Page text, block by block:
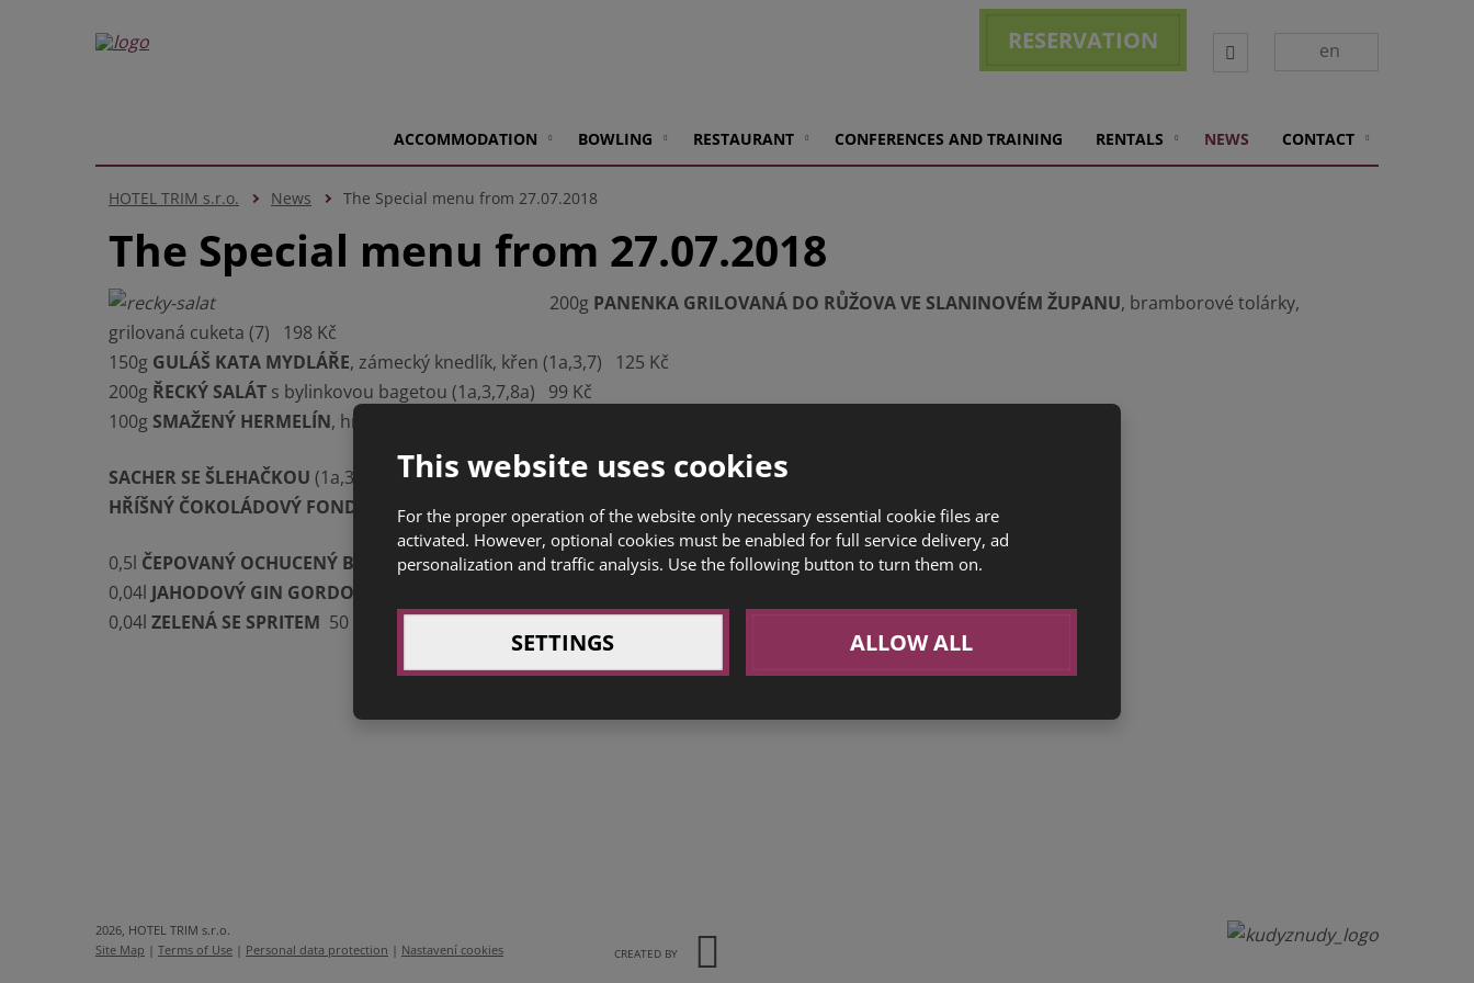
ACCOMMODATION BOWLING RESTAURANT CONFERENCES AND TRAINING RENTALS NEWS CONTACT
Vyhledávání
en
RESERVATION
HOTEL TRIM s.r.o. News The Special menu from 27.07.2018
The Special menu from 27.07.2018
200g PANENKA GRILOVANÁ DO RŮŽOVA VE SLANINOVÉM ŽUPANU, bramborové tolárky,
grilovaná cuketa (7) 198 Kč
150g GULÁŠ KATA MYDLÁŘE, zámecký knedlík, křen (1a,3,7) 125 Kč
200g ŘECKÝ SALÁT s bylinkovou bagetou (1a,3,7,8a) 99 Kč
100g SMAŽENÝ HERMELÍN, hranolky, cibulová majonéza (1a,3,7) 139 Kč
SACHER SE ŠLEHAČKOU (1a,3,7) 40 Kč
HŘÍŠNÝ ČOKOLÁDOVÝ FONDANT
(1a,3,7) 60 Kč
0,5l ČEPOVANÝ OCHUCENÝ BIRELL – POMELO A GREP(1c) 30 Kč
0,04l JAHODOVÝ GIN GORDON S RŮŽOVÝM TONIKEM
0,04l ZELENÁ SE SPRITEM 50 Kč
2026, HOTEL TRIM s.r.o.
Site Map | Terms of Use | Personal data protection | Nastavení cookies CREATED BY
This website uses cookies
For the proper operation of the website only necessary essential cookie files are
activated. However, optional cookies must be enabled for full service delivery, ad
personalization and traffic analysis. Use the following button to turn them on.
SETTINGS ALLOW ALL